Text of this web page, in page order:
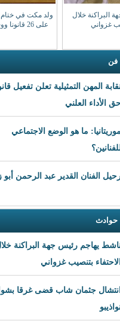
مكت في ختام دورة البرلمان: صادقنا
على 26 قانونا ووجهنا 28 سؤالا للوزراء
تعلن تفعيل قانون
الاجتماعي
الرحمن أبو زهرة
البراكنة خلال
غرقا بشواطئ